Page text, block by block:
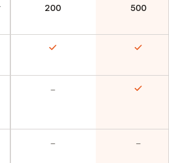
200 500
–No incluido
–No incluido –No